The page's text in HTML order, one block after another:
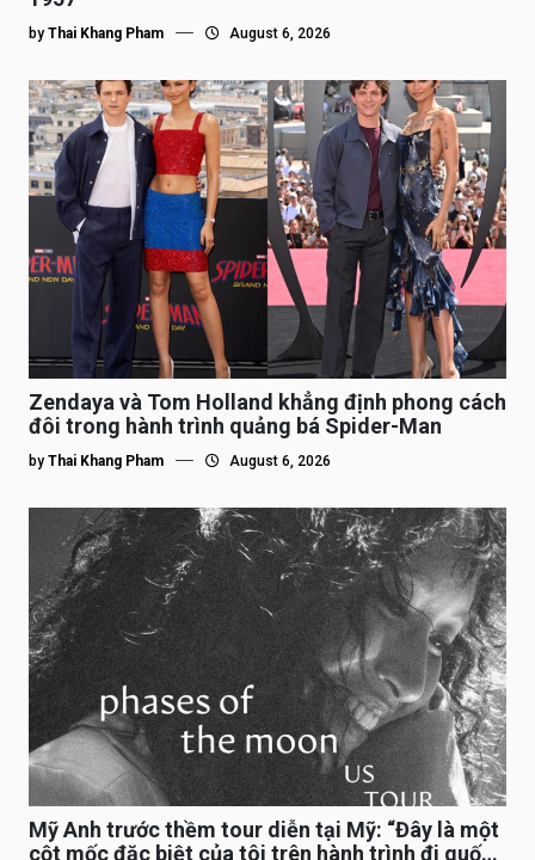
by Thai Khang Pham August 6, 2026
Zendaya và Tom Holland khẳng định phong cách
đôi trong hành trình quảng bá Spider-Man
by Thai Khang Pham August 6, 2026
Mỹ Anh trước thềm tour diễn tại Mỹ: “Đây là một
cột mốc đặc biệt của tôi trên hành trình đi quốc